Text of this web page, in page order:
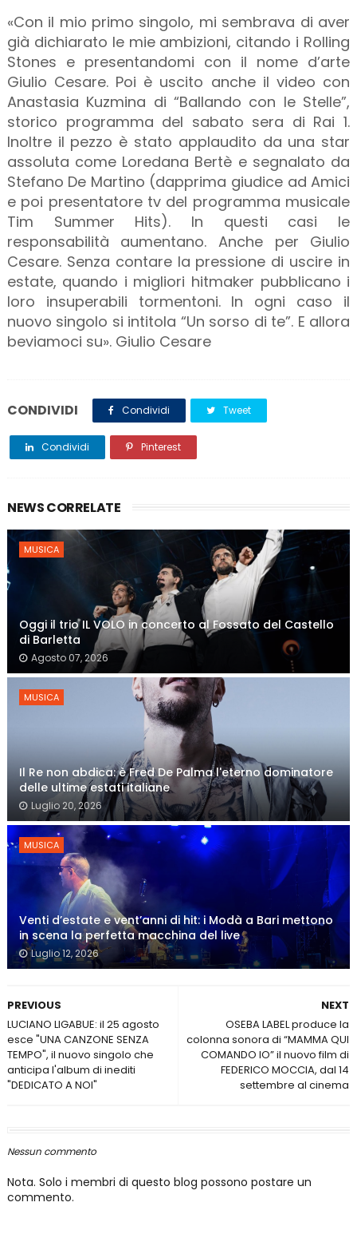
«Con il mio primo singolo, mi sembrava di aver
già dichiarato le mie ambizioni, citando i Rolling
Stones e presentandomi con il nome d’arte
Giulio Cesare. Poi è uscito anche il video con
Anastasia Kuzmina di “Ballando con le Stelle”,
storico programma del sabato sera di Rai 1.
Inoltre il pezzo è stato applaudito da una star
assoluta come Loredana Bertè e segnalato da
Stefano De Martino (dapprima giudice ad Amici
e poi presentatore tv del programma musicale
Tim Summer Hits). In questi casi le
responsabilità aumentano. Anche per Giulio
Cesare. Senza contare la pressione di uscire in
estate, quando i migliori hitmaker pubblicano i
loro insuperabili tormentoni. In ogni caso il
nuovo singolo si intitola “Un sorso di te”. E allora
beviamoci su». Giulio Cesare
CONDIVIDI Condividi Tweet
Condividi Pinterest
NEWS CORRELATE
MUSICA
Oggi il trio IL VOLO in concerto al Fossato del Castello
di Barletta
Agosto 07, 2026
MUSICA
Il Re non abdica: è Fred De Palma l'eterno dominatore
delle ultime estati italiane
Luglio 20, 2026
MUSICA
Venti d’estate e vent’anni di hit: i Modà a Bari mettono
in scena la perfetta macchina del live
Luglio 12, 2026
NEXT
OSEBA LABEL produce la
colonna sonora di “MAMMA QUI
COMANDO IO” il nuovo film di
FEDERICO MOCCIA, dal 14
settembre al cinema
PREVIOUS
LUCIANO LIGABUE: il 25 agosto
esce "UNA CANZONE SENZA
TEMPO", il nuovo singolo che
anticipa l'album di inediti
"DEDICATO A NOI"
Nessun commento
Nota. Solo i membri di questo blog possono postare un
commento.